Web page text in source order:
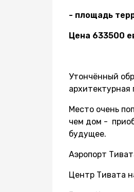
- площадь
Цена 633500
Утончённый
архитектурная
Место очень
чем дом -
будущее.
Аэропорт
Центр Тивата